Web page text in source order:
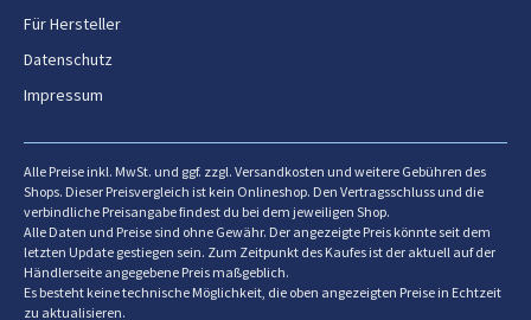
Tiefe 162 mm
Höhe 254 mm
Gewicht 1,3 kg
Für Hersteller
Datenschutz
Impressum
Alle Preise inkl. MwSt. und ggf. zzgl. Versandkosten und weitere Gebühren des
Shops. Dieser Preisvergleich ist kein Onlineshop. Den Vertragsschluss und die
verbindliche Preisangabe findest du bei dem jeweiligen Shop.
Alle Daten und Preise sind ohne Gewähr. Der angezeigte Preis könnte seit dem
letzten Update gestiegen sein. Zum Zeitpunkt des Kaufes ist der aktuell auf der
Händlerseite angegebene Preis maßgeblich.
Es besteht keine technische Möglichkeit, die oben angezeigten Preise in Echtzeit
zu aktualisieren.